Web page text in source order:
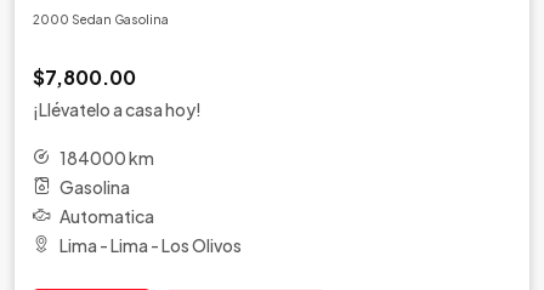
2000 Sedan Gasolina
$7,800.00
¡Llévatelo a casa hoy!
184000 km
Gasolina
Automatica
Lima - Lima - Los Olivos